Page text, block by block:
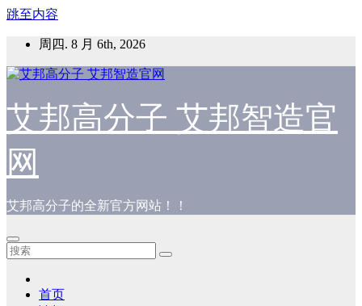
跳至内容
周四. 8 月 6th, 2026
艾邦高分子 艾邦智造官
网
艾邦高分子的全新官方网站！！
首页